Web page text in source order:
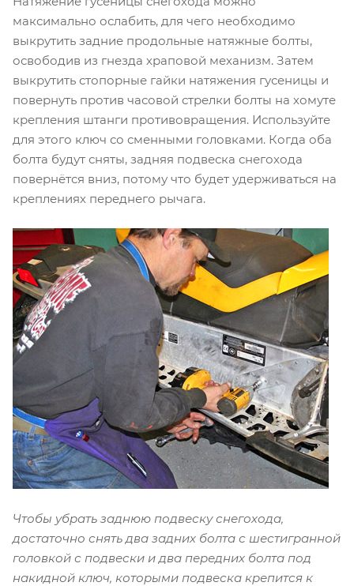
максимально ослабить, для чего необходимо
выкрутить задние продольные натяжные болты,
освободив из гнезда храповой механизм. Затем
выкрутить стопорные гайки натяжения гусеницы и
повернуть против часовой стрелки болты на хомуте
крепления штанги противовращения. Используйте
для этого ключ со сменными головками. Когда оба
болта будут сняты, задняя подвеска снегохода
повернётся вниз, потому что будет удерживаться на
креплениях переднего рычага.
Чтобы убрать заднюю подвеску снегохода,
достаточно снять два задних болта с шестигранной
головкой с подвески и два передних болта под
накидной ключ, которыми подвеска крепится к